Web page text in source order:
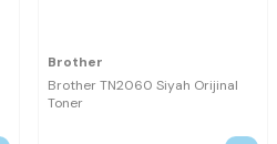
Brother
Brother TN2060 Siyah Orijinal
Toner